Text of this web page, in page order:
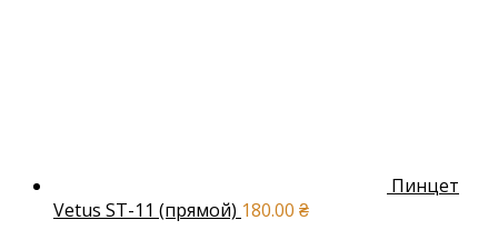
Пинцет
Vetus ST-11 (прямой) 180.00 ₴